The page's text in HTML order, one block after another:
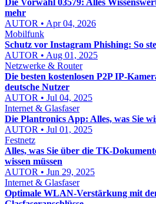
Die Vorwahl 03579: Alles
mehr
AUTOR • Apr 04, 2026
Mobilfunk
Schutz vor Instagram Phishing: So
AUTOR • Aug 01, 2025
Netzwerke & Router
Die besten kostenlosen P2P IP-
deutsche Nutzer
AUTOR • Jul 04, 2025
Internet & Glasfaser
Die Plantronics App: Alles, was Sie
AUTOR • Jul 01, 2025
Festnetz
Alles, was Sie über die TK-
wissen müssen
AUTOR • Jun 29, 2025
Internet & Glasfaser
Optimale WLAN-Verstärkung mit